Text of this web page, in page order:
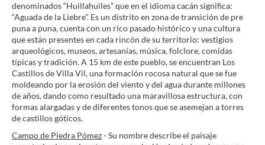
denominados “Huillahuiles” que en el idioma cacán significa:
“Aguada de la Liebre”. Es un distrito en zona de transición de pre
puna a puna, cuenta con un rico pasado histórico y una cultura
que están presentes en cada rincón de su territorio: vestigios
arqueológicos, museos, artesanías, música, folclore, comidas
típicas y tradición. A 15 km de este pueblo, se encuentran Los
Castillos de Villa Vil, una formación rocosa natural que se fue
moldeando por la erosión del viento y del agua durante millones
de años, dando como resultado una maravillosa estructura, con
formas alargadas y de diferentes tonos que se asemejan a torres
de castillos góticos.
Campo de Piedra Pómez- Su nombre describe el paisaje